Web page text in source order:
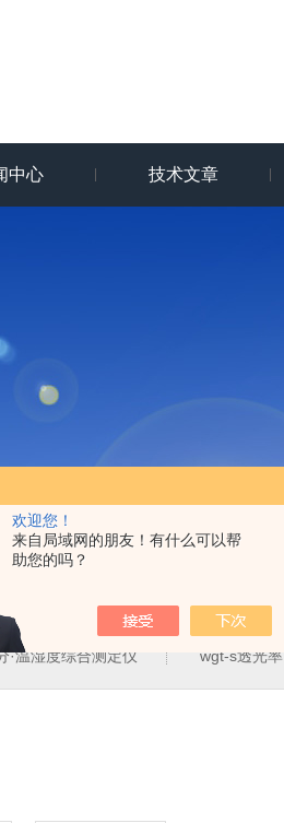
欢迎您！
来自局域网的朋友！有什么可以帮
助您的吗？
中心 技术文章
温湿度综合测定仪 wgt-s透光率雾度测定仪